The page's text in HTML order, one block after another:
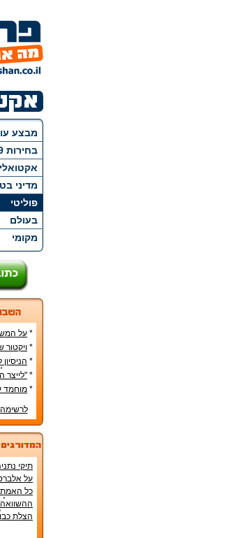
מבצע
בחירות 2009
מדיני
פוליטי
בעולם
מקומי
* על
*
עיצב
מפ"ם
*
בדרכים
* "לייצר
* מוחמד
תיקי
והסיכויים
בנימוק
הצדק
על
אינשטיין,
תאיר
ותחזיות
כל
החיסון
ההשוואה
מצבם של
עוטף
הצלת
האבוד